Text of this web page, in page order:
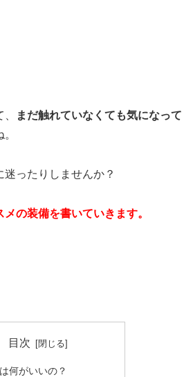
まだ触れていなくても気になって
ったりしませんか？
の装備を書いていきます。
目次
何がいいの？